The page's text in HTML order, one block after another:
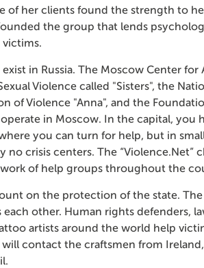
of her clients found the strength to
the group that lends
victims.
in Russia. The Moscow Center for
Violence called "Sisters", the
of Violence "Anna", and the
in Moscow. In the capital, you
you can turn for help, but in
no crisis centers. The “Violence.Net”
of help groups throughout the
on the protection of the state.
each other. Human rights defenders,
artists around the world help
will contact the craftsmen from Ireland,